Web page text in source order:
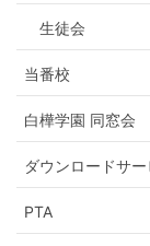
生徒会
当番校
白樺学園 同窓会
ダウンロードサー
PTA